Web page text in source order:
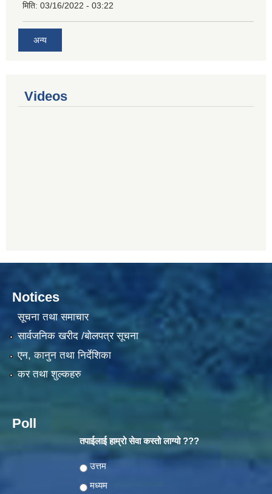
मिति: 03/16/2022 - 03:22
अन्य
Videos
Notices
सूचना तथा समाचार
सार्वजनिक खरीद /बोलपत्र सूचना
एन, कानुन तथा निर्देशिका
कर तथा शुल्कहरु
Poll
तपाईलाई हाम्रो सेवा कस्तो लाग्यो ???
Choices
उत्तम
मध्यम